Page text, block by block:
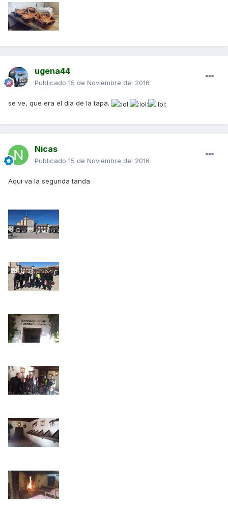
ugena44
Publicado 15 de Noviembre del 2016
se ve, que era el dia de la tapa.
Nicas
Publicado 15 de Noviembre del 2016
Aqui va la segunda tanda